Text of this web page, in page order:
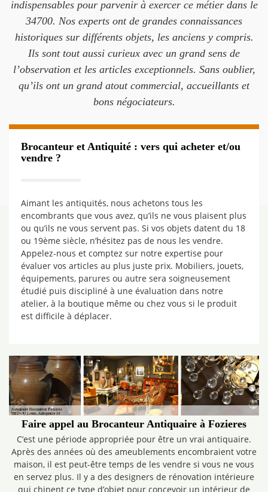
indispensables pour parvenir à exercer ce métier dans le
34700. Nos experts ont de grandes connaissances
historiques sur différents objets, les anciens y compris.
Ils sont tout aussi curieux avec un grand sens de
l’observation et les articles exceptionnels. Sans oublier,
qu’ils ont un grand atout commercial, accueillants et
bons négociateurs.
Brocanteur et Antiquité : vers qui acheter et/ou
vendre ?
Aimant les antiquités, nous achetons tous les
encombrants que vous avez, qu’ils ne vous plaisent plus
ou qu’ils ne vous servent pas. Si vos objets datent du 18
ou 19ème siècle, n’hésitez pas de nous les vendre.
Appelez-nous et comptez sur notre expertise pour
évaluer vos articles au plus juste prix. Mobiliers, jouets,
équipements, parures ou autre sera soigneusement
étudié puis discipliné à une évaluation dans notre
atelier, à la boutique même ou chez vous si le produit
est difficile à déplacer.
Faire appel au Brocanteur Antiquaire à Fozieres
C’est une période appropriée pour être un vrai antiquaire.
Après des années où des ameublements encombraient votre
maison, il est peut-être temps de les vendre si vous ne vous
en servez plus. Il y a des designers de rénovation intérieure
qui chinent ce type d’objet pour concevoir un intérieur de